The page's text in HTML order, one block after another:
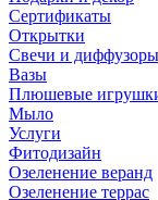
Сертификаты
Открытки
Свечи и диффузоры
Вазы
Плюшевые
Мыло
Услуги
Фитодизайн
Озеленение веранд
Озеленение террас